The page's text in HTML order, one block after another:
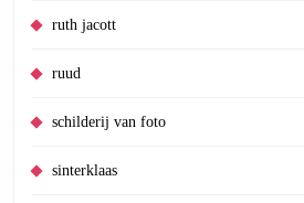
ruth jacott
ruud
schilderij van foto
sinterklaas